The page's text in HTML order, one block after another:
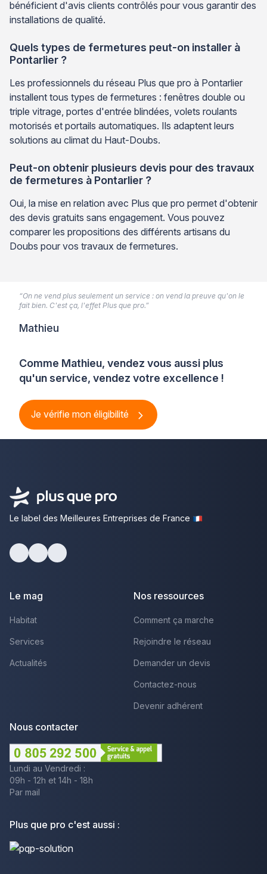
bénéficient d'avis clients contrôlés pour vous garantir des
installations de qualité.
Quels types de fermetures peut-on installer à
Pontarlier ?
Les professionnels du réseau Plus que pro à Pontarlier
installent tous types de fermetures : fenêtres double ou
triple vitrage, portes d'entrée blindées, volets roulants
motorisés et portails automatiques. Ils adaptent leurs
solutions au climat du Haut-Doubs.
Peut-on obtenir plusieurs devis pour des travaux
de fermetures à Pontarlier ?
Oui, la mise en relation avec Plus que pro permet d'obtenir
des devis gratuits sans engagement. Vous pouvez
comparer les propositions des différents artisans du
Doubs pour vos travaux de fermetures.
Comme Mathieu, vendez vous aussi plus
qu'un service, vendez votre excellence !
Je vérifie mon éligibilité
“On ne vend plus seulement un service : on vend la preuve qu'on le
fait bien. C'est ça, l'effet Plus que pro.”
Mathieu
Le label des Meilleures Entreprises de France
Le mag
Habitat
Services
Actualités
Nos ressources
Comment ça marche
Rejoindre le réseau
Demander un devis
Contactez-nous
Devenir adhérent
Nous contacter
Lundi au Vendredi :
09h - 12h et 14h - 18h
Par mail
Plus que pro c'est aussi :